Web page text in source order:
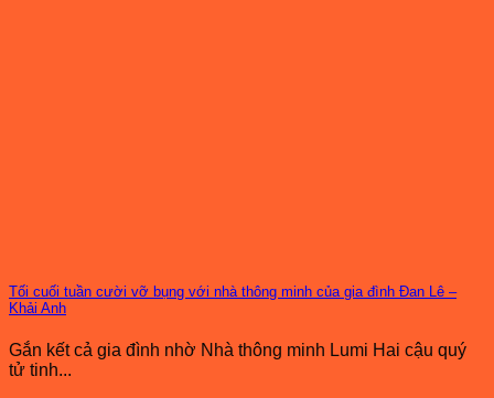
Tối cuối tuần cười vỡ bụng với nhà thông minh của gia đình Đan Lê –
Khải Anh
Gắn kết cả gia đình nhờ Nhà thông minh Lumi Hai cậu quý
tử tinh...